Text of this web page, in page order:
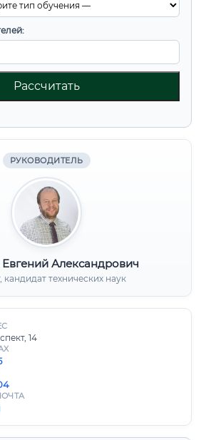
Рассчитать
РУКОВОДИТЕЛЬ
Александрович
кандидат технических наук
14